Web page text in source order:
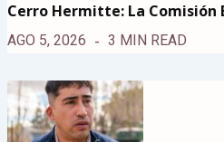
Cerro Hermitte: La Comisión
AGO 5, 2026 3 MIN READ